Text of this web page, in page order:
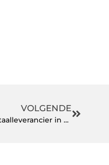
VOLGENDE
Kies voor een prachtige vloer van pvc met visgraat van deze totaalleverancier in Eindhoven